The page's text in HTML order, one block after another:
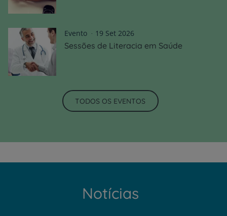
Evento 19 Set 2026
Sessões de Literacia em Saúde
TODOS OS EVENTOS
Notícias